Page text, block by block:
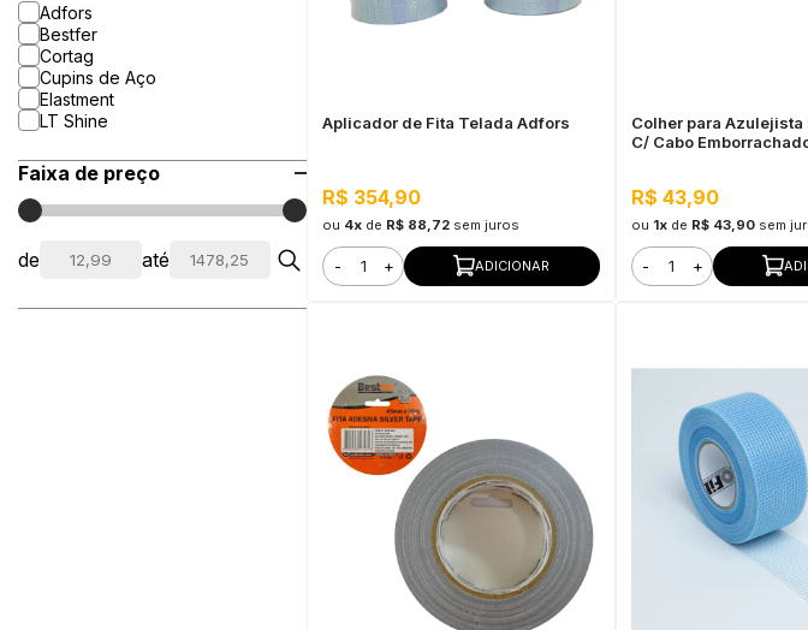
Adfors
Bestfer
Cortag
Cupins de Aço
Elastment
LT Shine
Faixa de preço
de até
Aplicador de Fita Telada Adfors
R$ 354,90
ou 4x de R$ 88,72 sem juros
- + ADICIONAR
Colher para Azulejista
C/ Cabo
R$ 43,90
ou 1xde R$ 43,90 sem
- +